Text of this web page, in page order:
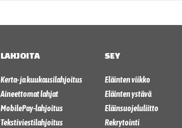
LAHJOITA
Kerta- ja kuukausilahjoitus
Aineettomat lahjat
MobilePay-lahjoitus
Tekstiviestilahjoitus
SEY
Eläinten viikko
Eläinten ystävä
Eläinsuojeluliitto
Rekrytointi